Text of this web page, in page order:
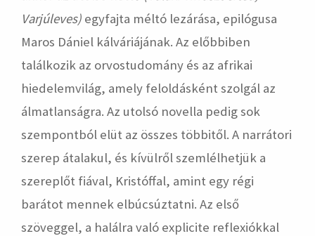
Varjúleves) egyfajta méltó lezárása, epilógusa
Maros Dániel kálváriájának. Az előbbiben
találkozik az orvostudomány és az afrikai
hiedelemvilág, amely feloldásként szolgál az
álmatlanságra. Az utolsó novella pedig sok
szempontból elüt az összes többitől. A narrátori
szerep átalakul, és kívülről szemlélhetjük a
szereplőt fiával, Kristóffal, amint egy régi
barátot mennek elbúcsúztatni. Az első
szöveggel, a halálra való explicite reflexiókkal